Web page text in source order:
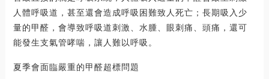
人體呼吸道，甚至還會造成呼吸困難致人死亡；長期吸入少
量的甲醛，會導致呼吸道刺激、水腫、眼刺痛、頭痛，還可
能發生支氣管哮喘，讓人難以呼吸。
夏季會面臨嚴重的甲醛超標問題